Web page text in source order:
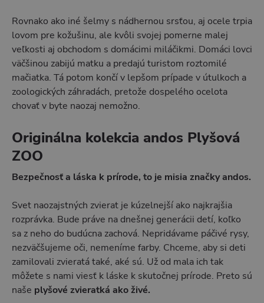
Rovnako ako iné šelmy s nádhernou srsťou, aj ocele trpia
lovom pre kožušinu, ale kvôli svojej pomerne malej
veľkosti aj obchodom s domácimi miláčikmi. Domáci lovci
väčšinou zabijú matku a predajú turistom roztomilé
mačiatka. Tá potom končí v lepšom prípade v útulkoch a
zoologických záhradách, pretože dospelého ocelota
chovať v byte naozaj nemožno.
Originálna kolekcia andos Plyšová
ZOO
Bezpečnosť a láska k prírode, to je misia značky andos.
Svet naozajstných zvierat je kúzelnejší ako najkrajšia
rozprávka. Bude práve na dnešnej generácii detí, koľko
sa z neho do budúcna zachová. Nepridávame páčivé rysy,
nezväčšujeme oči, nemeníme farby. Chceme, aby si deti
zamilovali zvieratá také, aké sú. Už od mala ich tak
môžete s nami viesť k láske k skutočnej prírode. Preto sú
naše plyšové zvieratká ako živé.